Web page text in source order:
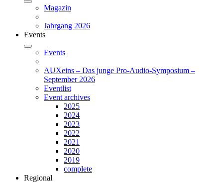
Magazin
Jahrgang 2026
Events
Events
AUXeins – Das junge Pro-Audio-Symposium –
September 2026
Eventlist
Event archives
2025
2024
2023
2022
2021
2020
2019
complete
Regional